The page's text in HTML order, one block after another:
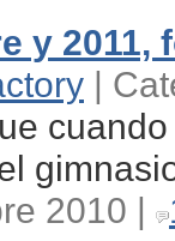
y
|
2010 |